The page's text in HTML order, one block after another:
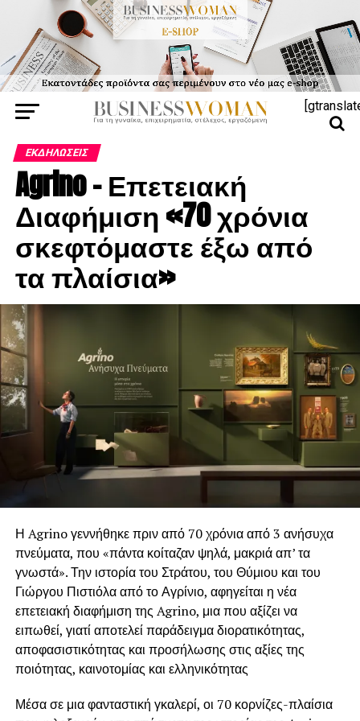
ΕΚΔΗΛΏΣΕΙΣ
Agrino – Επετειακή
Διαφήμιση «70 χρόνια
σκεφτόμαστε έξω από
τα πλαίσια»
Η Agrino γεννήθηκε πριν από 70 χρόνια από 3 ανήσυχα
πνεύματα, που «πάντα κοίταζαν ψηλά, μακριά απ’ τα
γνωστά». Την ιστορία του Στράτου, του Θύμιου και του
Γιώργου Πιστιόλα από το Αγρίνιο, αφηγείται η νέα
επετειακή διαφήμιση της Agrino, μια που αξίζει να
ειπωθεί, γιατί αποτελεί παράδειγμα διορατικότητας,
αποφασιστικότητας και προσήλωσης στις αξίες της
ποιότητας, καινοτομίας και ελληνικότητας
Μέσα σε μια φανταστική γκαλερί, οι 70 κορνίζες-πλαίσια